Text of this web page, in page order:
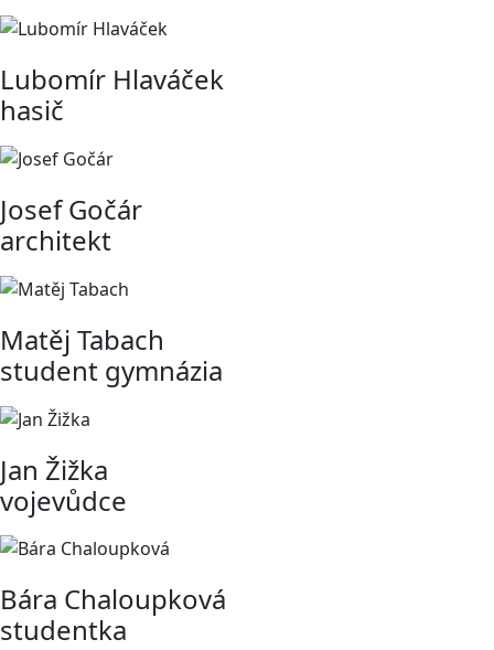
Lubomír Hlaváček
hasič
Josef Gočár
architekt
Matěj Tabach
student gymnázia
Jan Žižka
vojevůdce
Bára Chaloupková
studentka